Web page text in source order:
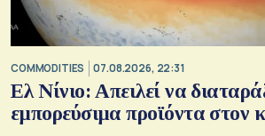
COMMODITIES 07.08.2026, 22:31
Ελ Νίνιο: Απειλεί να
εμπορεύσιμα προϊόντα στον